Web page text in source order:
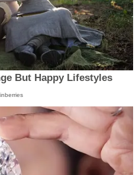
But Happy Lifestyles